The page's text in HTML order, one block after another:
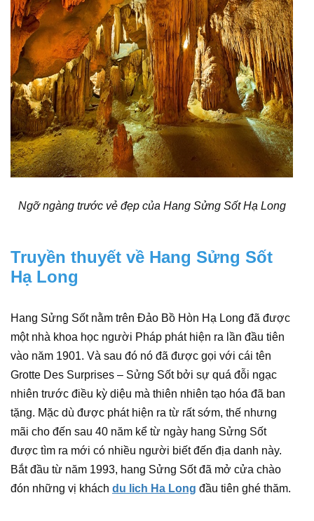
Ngỡ ngàng trước vẻ đẹp của Hang Sửng Sốt Hạ Long
Truyền thuyết về Hang Sửng Sốt
Hạ Long
Hang Sửng Sốt nằm trên Đảo Bồ Hòn Hạ Long đã được
một nhà khoa học người Pháp phát hiện ra lần đầu tiên
vào năm 1901. Và sau đó nó đã được gọi với cái tên
Grotte Des Surprises – Sửng Sốt bởi sự quá đỗi ngạc
nhiên trước điều kỳ diệu mà thiên nhiên tạo hóa đã ban
tặng. Mặc dù được phát hiện ra từ rất sớm, thế nhưng
mãi cho đến sau 40 năm kể từ ngày hang Sửng Sốt
được tìm ra mới có nhiều người biết đến địa danh này.
Bắt đầu từ năm 1993, hang Sửng Sốt đã mở cửa chào
đón những vị khách du lich Ha Long đầu tiên ghé thăm.